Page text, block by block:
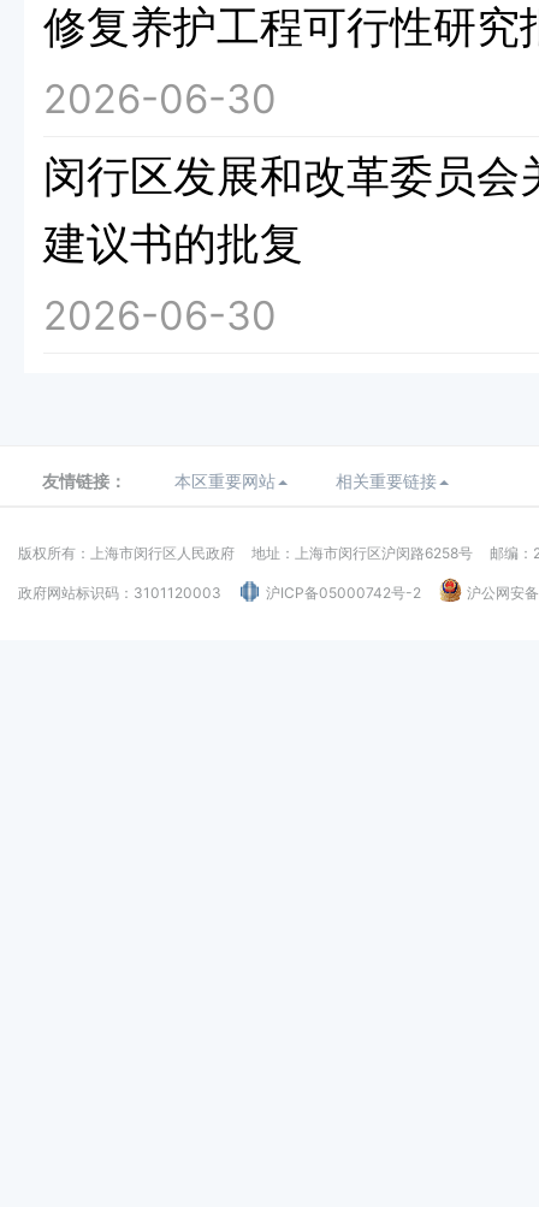
修复养护工程可行性研
2026-06-30
闵行区发展和改革委员
建议书的批复
2026-06-30
友情链接： 本区重要网站 相关重要链接
版权所有：上海市闵行区人民政府 地址：上海市闵行区沪闵路6258号 邮编：
政府网站标识码：3101120003 沪ICP备05000742号-2 沪公网安